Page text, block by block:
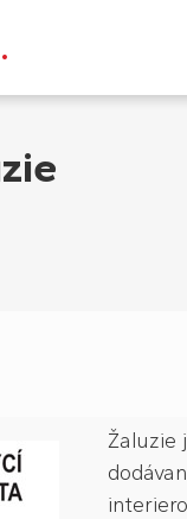
Žaluzie